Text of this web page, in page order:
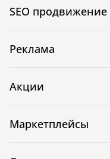
SEO продвижение
Реклама
Акции
Маркетплейсы